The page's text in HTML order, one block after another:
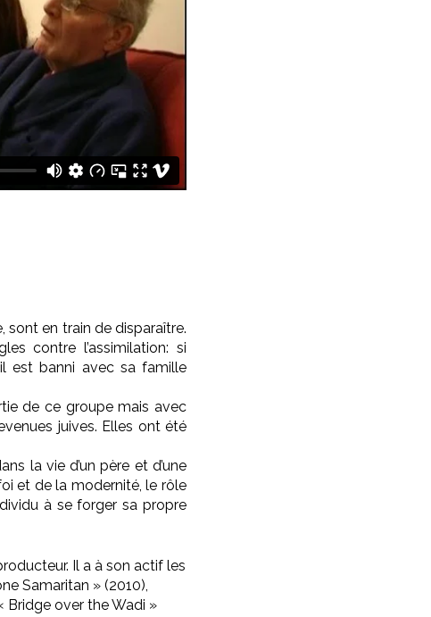
sont en train de disparaître.
contre l’assimilation: si
est banni avec sa famille
de ce groupe mais avec
juives. Elles ont été
la vie d’un père et d’une
et de la modernité, le rôle
à se forger sa propre
Il a à son actif les
Samaritan » (2010),
Bridge over the Wadi »